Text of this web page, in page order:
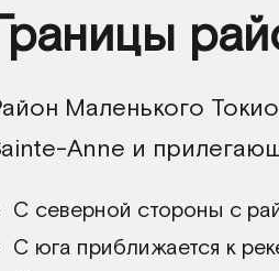
Маленького
Anne и
С северной стороны с
С юга приближается к